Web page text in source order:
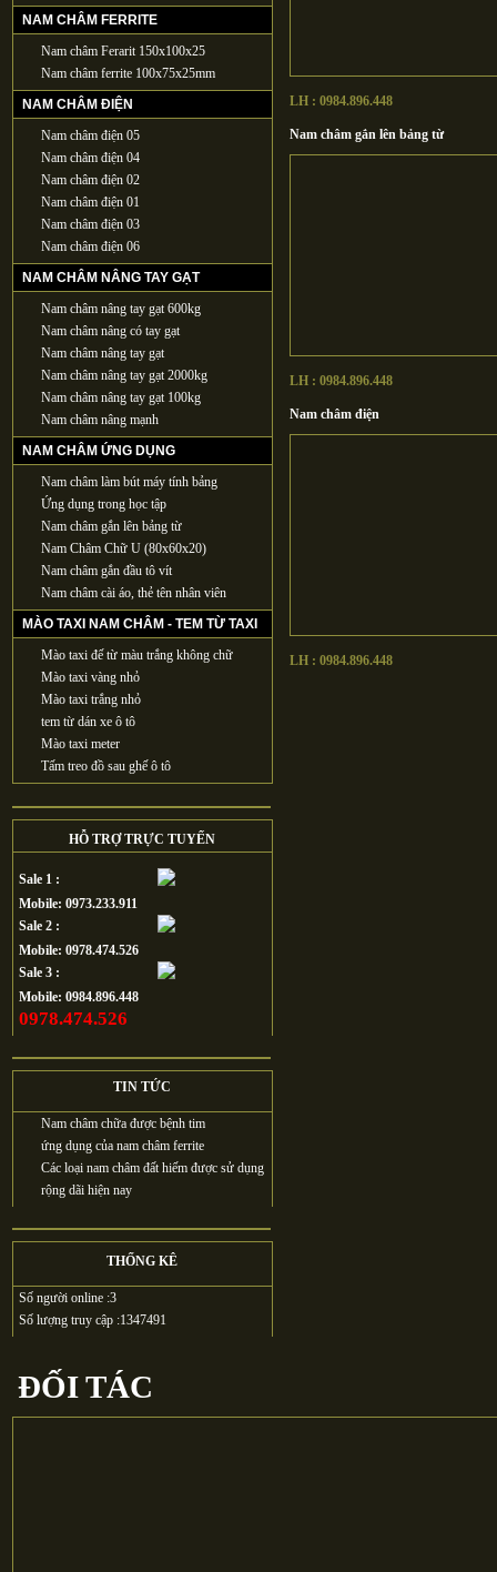
NAM CHÂM FERRITE
Nam châm Ferarit 150x100x25
Nam châm ferrite 100x75x25mm
NAM CHÂM ĐIỆN
Nam châm điện 05
Nam châm điện 04
Nam châm điện 02
Nam châm điện 01
Nam châm điện 03
Nam châm điện 06
NAM CHÂM NÂNG TAY GẠT
Nam châm nâng tay gạt 600kg
Nam châm nâng có tay gạt
Nam châm nâng tay gạt
Nam châm nâng tay gạt 2000kg
Nam châm nâng tay gạt 100kg
Nam châm nâng mạnh
NAM CHÂM ỨNG DỤNG
Nam châm làm bút máy tính bảng
Ứng dụng trong học tập
Nam châm gắn lên bảng từ
Nam Châm Chữ U (80x60x20)
Nam châm gắn đầu tô vít
Nam châm cài áo, thẻ tên nhân viên
MÀO TAXI NAM CHÂM - TEM TỪ TAXI
Mào taxi đế từ màu trắng không chữ
Mào taxi vàng nhỏ
Mào taxi trắng nhỏ
tem từ dán xe ô tô
Mào taxi meter
Tấm treo đồ sau ghế ô tô
HỖ TRỢ TRỰC TUYẾN
Sale 1 :
Mobile: 0973.233.911
Sale 2 :
Mobile: 0978.474.526
Sale 3 :
Mobile: 0984.896.448
0978.474.526
TIN TỨC
Nam châm chữa được bệnh tim
ứng dụng của nam châm ferrite
Các loại nam châm đất hiếm được sử dụng
rộng dãi hiện nay
THỐNG KÊ
Số người online :3
Số lượng truy cập :1347491
LH : 0984.896.448
Nam châm gắn lên bảng từ
LH : 0984.896.448
Nam châm điện
LH : 0984.896.448
ĐỐI TÁC